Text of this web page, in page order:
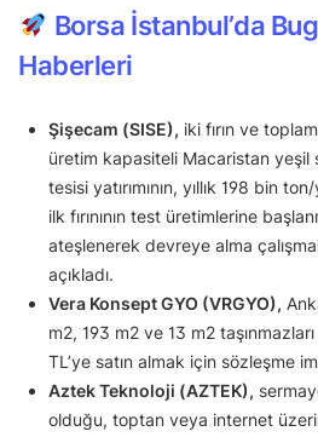
Borsa İstanbul’da
Haberleri
Şişecam (SISE), iki fırın ve
üretim kapasiteli Macaristan yeşil
tesisi yatırımının, yıllık 198 bin
ilk fırınının test üretimlerine
ateşlenerek devreye alma
açıkladı.
Vera Konsept GYO (VRGYO),
m2, 193 m2 ve 13 m2
TL’ye satın almak için sözleşme
Aztek Teknoloji (AZTEK),
olduğu, toptan veya internet